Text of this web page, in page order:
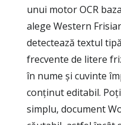
unui motor OCR
alege Western
detectează textul
frecvente de litere
în nume și cuvinte
conținut editabil.
simplu, document